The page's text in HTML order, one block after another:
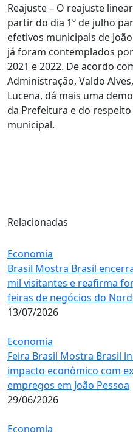
Reajuste – O reajuste
partir do dia 1º de julho
efetivos municipais de
já foram contemplados
2021 e 2022. De acordo
Administração, Valdo
Lucena, dá mais uma
da Prefeitura e do
municipal.
Relacionadas
Economia
Brasil Mostra Brasil
mil visitantes e reafirma
feiras de negócios do
13/07/2026
Economia
Feira Brasil Mostra Brasil
impacto econômico com
empregos em João Pessoa
29/06/2026
Economia